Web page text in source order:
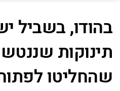
בהודו, בשביל
תינוקות
שהחליטו